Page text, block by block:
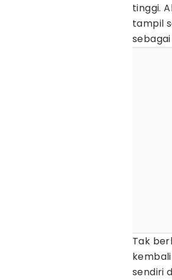
tinggi.
tampil
sebagai
Tak
sendiri